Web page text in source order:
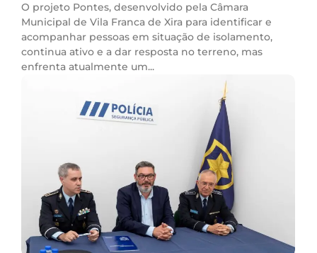
O projeto Pontes, desenvolvido pela Câmara
Municipal de Vila Franca de Xira para identificar e
acompanhar pessoas em situação de isolamento,
continua ativo e a dar resposta no terreno, mas
enfrenta atualmente um...